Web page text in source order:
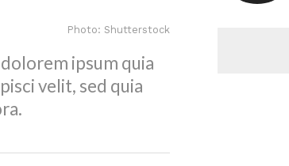
Photo: Shutterstock
ipsum quia
velit, sed quia